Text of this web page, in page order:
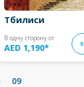
Тбилиси
В одну сторону от
AED 1,190*
09